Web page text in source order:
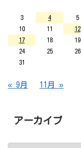
3
4 5
10
11 12
17
18 19
24
25 26
31
« 9月 11月 »
アーカイブ